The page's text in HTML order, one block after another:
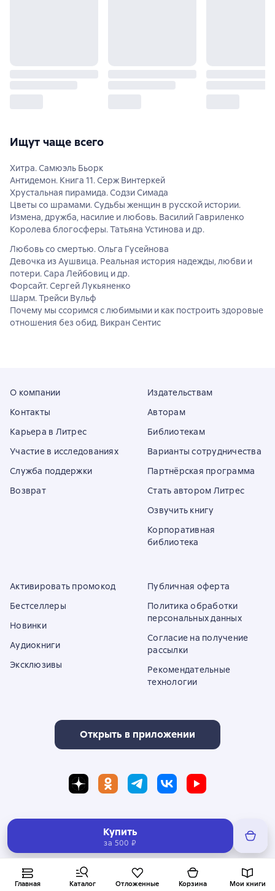
Главная Каталог Отложенные Корзина Мои книги
Купить
за 500 ₽
Ищут чаще всего
Хитра. Самюэль Бьорк
Антидемон. Книга 11. Серж Винтеркей
Хрустальная пирамида. Содзи Симада
Цветы со шрамами. Судьбы женщин в русской истории.
Измена, дружба, насилие и любовь. Василий Гавриленко
Королева блогосферы. Татьяна Устинова и др.
Любовь со смертью. Ольга Гусейнова
Девочка из Аушвица. Реальная история надежды, любви и
потери. Сара Лейбовиц и др.
Форсайт. Сергей Лукьяненко
Шарм. Трейси Вульф
Почему мы ссоримся с любимыми и как построить здоровые
отношения без обид. Викран Сентис
О компании
Контакты
Карьера в Литрес
Участие в исследованиях
Служба поддержки
Возврат
Издательствам
Авторам
Библиотекам
Варианты сотрудничества
Партнёрская программа
Стать автором Литрес
Озвучить книгу
Корпоративная
библиотека
Активировать промокод
Бестселлеры
Новинки
Аудиокниги
Эксклюзивы
Публичная оферта
Политика обработки
персональных данных
Согласие на получение
рассылки
Рекомендательные
технологии
Открыть в приложении